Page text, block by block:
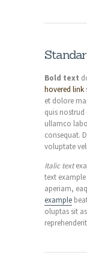
Bold text
hovered link
et dolore
quis
ullamco
consequat.
voluptate
Italic text
text
aperiam,
example
oluptas sit